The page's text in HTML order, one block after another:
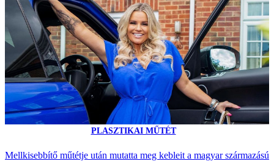
PLASZTIKAI MŰTÉT
Mellkisebbítő műtétje után mutatta meg kebleit a magyar származású